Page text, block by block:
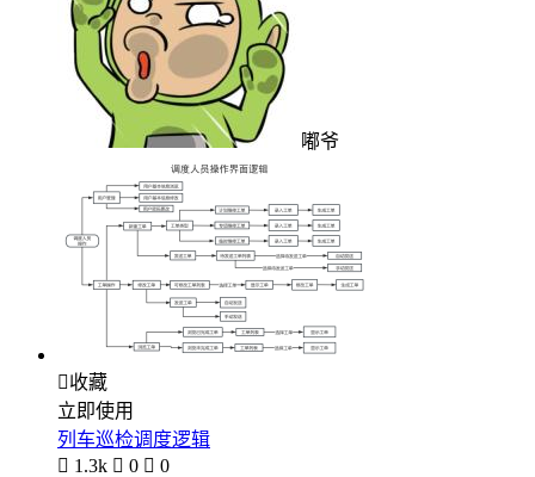
嘟爷
收藏
立即使用
列车巡检调度逻辑
 1.3k  0  0